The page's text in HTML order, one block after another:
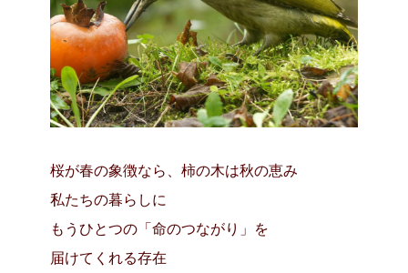
桜が春の象徴なら、柿の木は秋の恵み
私たちの暮らしに
もうひとつの「命のつながり」を
届けてくれる存在